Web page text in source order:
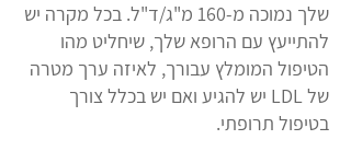
שלך נמוכה מ-160 מ"ג/ד"ל. בכל מקרה יש
להתייעץ עם הרופא שלך, שיחליט מהו
הטיפול המומלץ עבורך, לאיזה ערך מטרה
של LDL יש להגיע ואם יש בכלל צורך
בטיפול תרופתי.